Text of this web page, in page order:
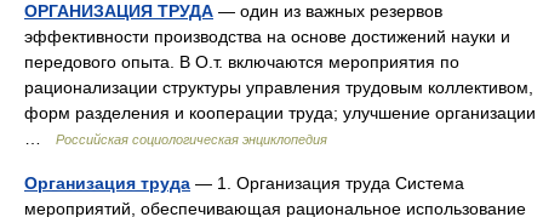
ОРГАНИЗАЦИЯ ТРУДА — один из важных резервов
эффективности производства на основе достижений науки и
передового опыта. В О.т. включаются мероприятия по
рационализации структуры управления трудовым коллективом,
форм разделения и кооперации труда; улучшение организации
Российская социологическая энциклопедия
Организация труда — 1. Организация труда Система
мероприятий, обеспечивающая рациональное использование